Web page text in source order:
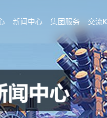
新闻中心 集团服务 交流